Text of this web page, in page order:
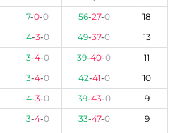
7-0-0 56-27-0
18
4-3-0 49-37-0
13
3-4-0 39-40-0
11
3-4-0 42-41-0
10
4-3-0 39-43-0
9
3-4-0 33-47-0
9